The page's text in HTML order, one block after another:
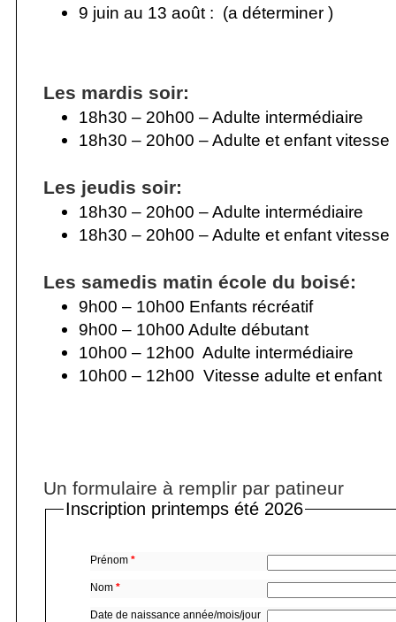
9 juin au 13 août : (a déterminer )
Les mardis soir:
18h30 – 20h00 – Adulte intermédiaire
18h30 – 20h00 – Adulte et enfant vitesse
Les jeudis soir:
18h30 – 20h00 – Adulte intermédiaire
18h30 – 20h00 – Adulte et enfant vitesse
Les samedis matin école du boisé:
9h00 – 10h00 Enfants récréatif
9h00 – 10h00 Adulte débutant
10h00 – 12h00 Adulte intermédiaire
10h00 – 12h00 Vitesse adulte et enfant
Un formulaire à remplir par patineur
Inscription printemps été 2026
Prénom *
Nom *
Date de naissance année/mois/jour